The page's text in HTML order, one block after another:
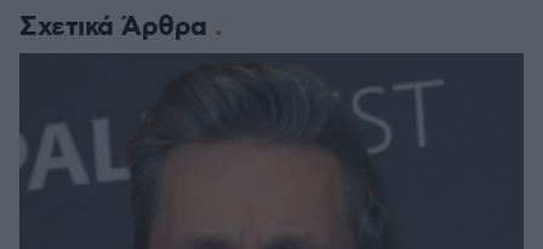
Σχετικά Άρθρα